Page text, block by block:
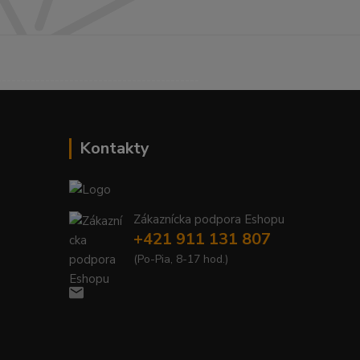
Kontakty
Zákaznícka podpora Eshopu
+421 911 131 807
(Po-Pia, 8-17 hod.)